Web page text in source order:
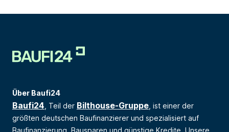
Über Baufi24
Baufi24 , Teil der Bilthouse-Gruppe , ist einer der
größten deutschen Baufinanzierer und spezialisiert auf